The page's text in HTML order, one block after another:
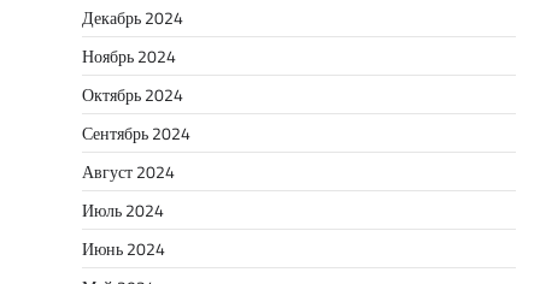
Декабрь 2024
Ноябрь 2024
Октябрь 2024
Сентябрь 2024
Август 2024
Июль 2024
Июнь 2024